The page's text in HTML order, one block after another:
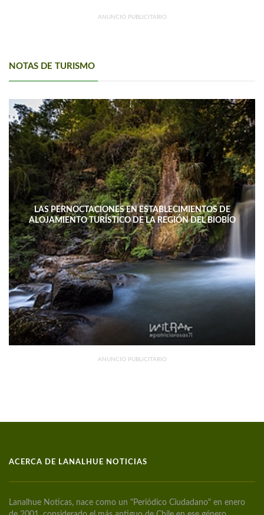
ANUNCIO PUBLICITARIO
NOTAS DE TURISMO
LAS PERNOCTACIONES EN ESTABLECIMIENTOS DE
ALOJAMIENTO TURÍSTICO DE LA REGIÓN DEL BIOBÍO
DISMINUYERON 15,4% INTERANUAL
ANUNCIO PUBLICITARIO
ACERCA DE LANALHUE NOTICIAS
Lanalhue Noticas, nace como un "Periódico Ciudadano" en enero